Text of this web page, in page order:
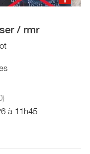
/ rmr
(0)
à 11h45